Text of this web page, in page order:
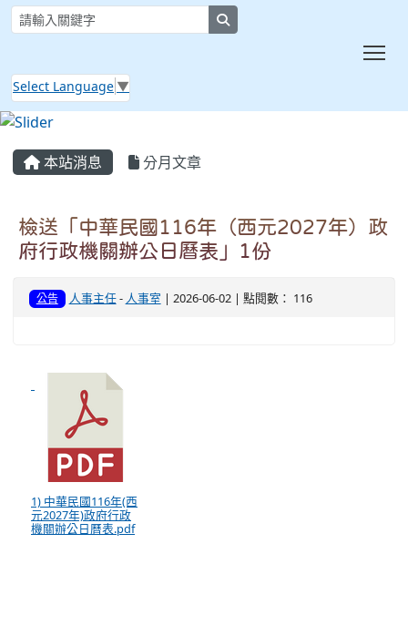
Select Language ▼
本站消息 分月文章
檢送「中華民國116年（西元2027年）政
府行政機關辦公日曆表」1份
公告 人事主任- 人事室 | 2026-06-02 | 點閱數： 116
1) 中華民國116年(西
元2027年)政府行政
機關辦公日曆表.pdf